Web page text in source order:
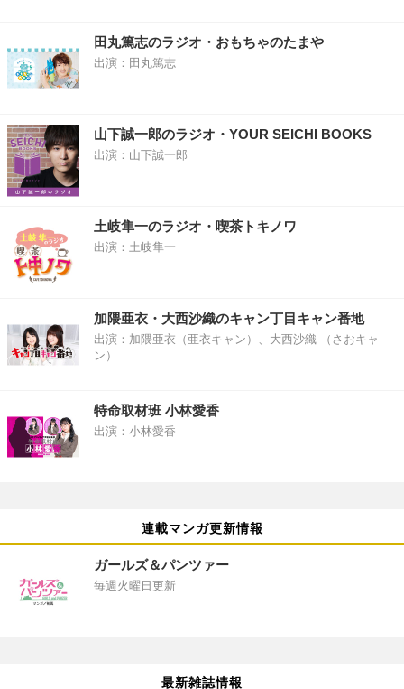
田丸篤志のラジオ・おもちゃのたまや
出演：田丸篤志
山下誠一郎のラジオ・YOUR SEICHI BOOKS
出演：山下誠一郎
土岐隼一のラジオ・喫茶トキノワ
出演：土岐隼一
加隈亜衣・大西沙織のキャン丁目キャン番地
出演：加隈亜衣（亜衣キャン）、大西沙織 （さおキャ
ン）
特命取材班 小林愛香
出演：小林愛香
連載マンガ更新情報
ガールズ＆パンツァー
毎週火曜日更新
最新雑誌情報